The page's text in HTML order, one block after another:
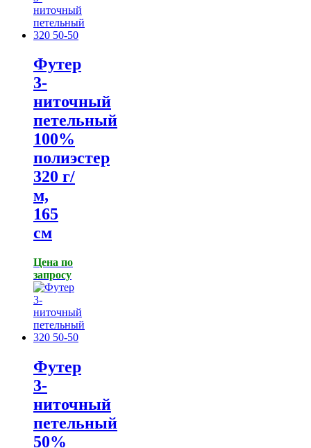
Футер
3-
ниточный
петельный
100%
полиэстер
320 г/
м,
165
см
Цена по
запросу
Футер
3-
ниточный
петельный
50%